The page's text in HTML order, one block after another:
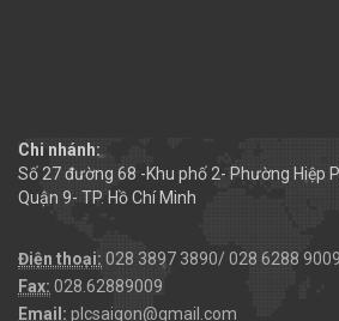
Chi nhánh:
Số 27 đường 68 -Khu phố 2- Phường Hiệp
Quận 9- TP. Hồ Chí Minh
Điện thoại: 028 3897 3890/ 028 6288
Fax: 028.62889009
Email: plcsaigon@gmail.com